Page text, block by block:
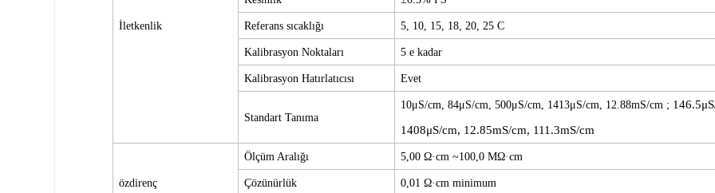
İletkenlik Referans sıcaklığı 5, 10, 15, 18, 20, 25 C
Kalibrasyon Noktaları 5 e kadar
Kalibrasyon Hatırlatıcısı Evet
Standart Tanıma
10μS/cm, 84μS/cm, 500μS/cm, 1413μS/cm, 12.88mS/cm ;
1408μS/cm, 12.85mS/cm, 111.3mS/cm
özdirenç
Ölçüm Aralığı 5,00 Ω·cm ~100,0 MΩ·cm
Çözünürlük 0,01 Ω·cm minimum